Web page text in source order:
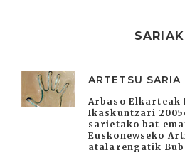
SARIAK
ARTETSU
Arbaso Elkarteak
Ikaskuntzari
sarietako bat
Euskonewseko
atalarengatik